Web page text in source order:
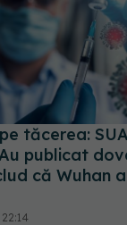
tăcerea:
publicat
că Wuhan